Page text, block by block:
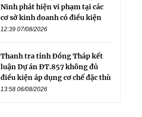
Ninh phát hiện vi phạm tại các
cơ sở kinh doanh có điều kiện
12:39 07/08/2026
Thanh tra tỉnh Đồng Tháp kết
luận Dự án ĐT.857 không đủ
điều kiện áp dụng cơ chế đặc thù
13:58 06/08/2026